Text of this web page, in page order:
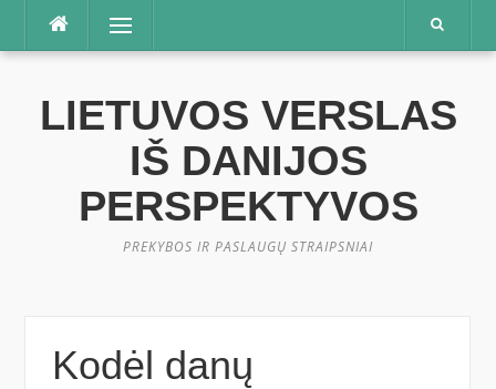
Praleisti
Meniu
LIETUVOS VERSLAS
IŠ DANIJOS
PERSPEKTYVOS
PREKYBOS IR PASLAUGŲ STRAIPSNIAI
Kodėl danų